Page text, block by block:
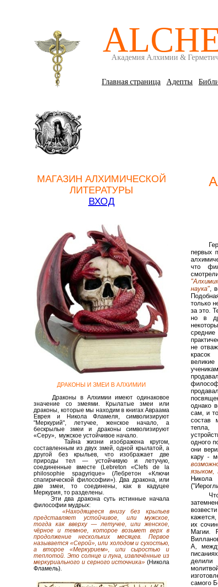
Академия Алхимии &
Главная страница Адепты
МАГАЗИН АЛХИМИЧЕСКОЙ
ЛИТЕРАТУРЫ
ВХОД
ДРАКОНЫ И ЗМЕИ В АЛХИМИИ
Драконы в Алхимии имеют одинаковое
значение со змеями.
Крылатые змеи или
драконы, которые мы находим в книгах Авраама
Еврея и Никола Фламеля, символизируют
"Меркурий", летучее, женское начало, а
бескрылые змеи и драконы символизируют
«Серу», мужское устойчивое начало.
Тайна жизни изображена кругом,
составленным из двух змей, одной крылатой, а
другой без крыльев, что изображает две
природы тел — устойчивую и летучую,
соединенные вместе (Lebreton «Clefs de la
philosophie spagyrique» (Лебретон «Ключи
спагирической философии»). Два дракона, или
две змеи, то соединены, как в кадуцее
Меркурия, то разделены.
Эти два дракона суть истинные начала
философии мудрых:
«Находящееся внизу без крыльев
представляет устойчивое, или мужское,
тогда как вверху — летучее, или женское,
чёрное и темное, которое возьмет верх в
продолжение нескольких месяцев. Первое
называется «Серой», или холодом и сухостью,
а второе «Меркурием», или сыростью и
теплотой. Это солнце и луна, извлечённые из
меркуриального и серного источника» (Никола
Фламель).
первых
что
наука",
только
за это.
но в
не
красок
однако
сам, и
состав
тепла,
одного
они
кару -
языком,
их
Магии.
А,
самого